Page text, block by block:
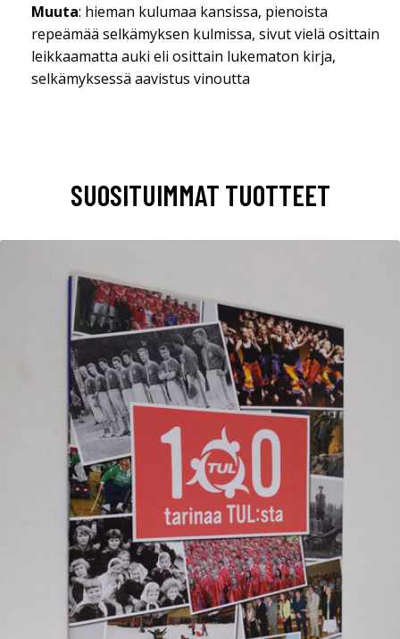
Muuta: hieman kulumaa kansissa, pienoista
repeämää selkämyksen kulmissa, sivut vielä osittain
leikkaamatta auki eli osittain lukematon kirja,
selkämyksessä aavistus vinoutta
SUOSITUIMMAT TUOTTEET